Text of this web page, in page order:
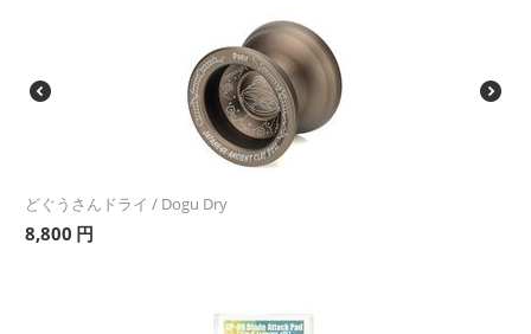
どぐうさんドライ / Dogu Dry
8,800 円